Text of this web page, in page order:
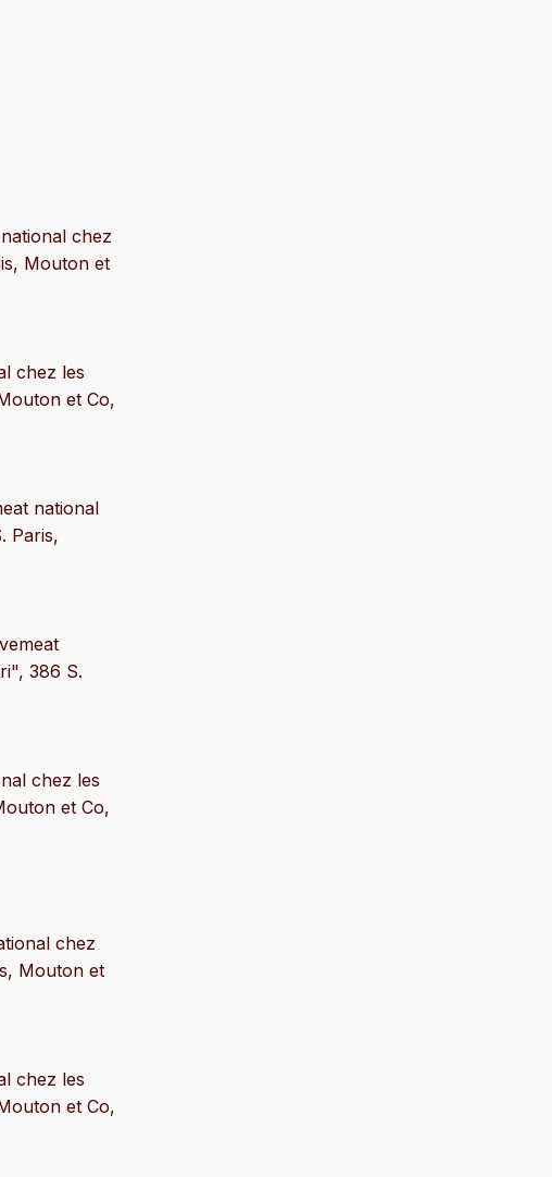
chez
Mouton et
chez les
et Co,
national
Paris,
386 S.
chez les
et Co,
chez
Mouton et
chez les
et Co,